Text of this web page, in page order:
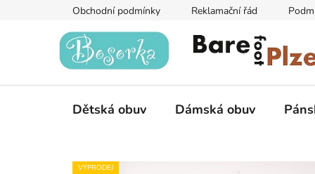
Obchodní podmínky Reklamační řád
Dětská obuv Dámská obuv
VÝPRODEJ